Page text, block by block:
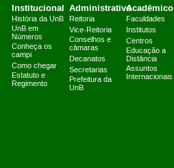
Institucional
História da UnB
UnB em
Números
Conheça os
campi
Como chegar
Estatuto e
Regimento
Administrativo
Reitoria
Vice-Reitoria
Conselhos e
câmaras
Decanatos
Secretarias
Prefeitura da
UnB
Acadêmico
Faculdades
Institutos
Centros
Educação a
Distância
Assuntos
Internacionais